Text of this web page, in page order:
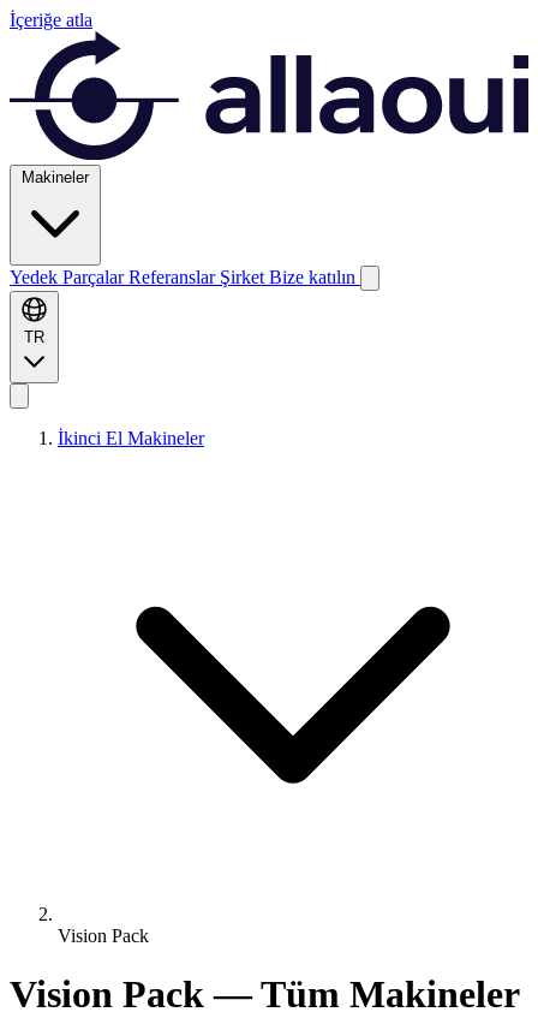
İçeriğe atla
Makineler
Yedek ParçalarReferanslar Şirket Bize katılın
TR
İkinci El Makineler
Vision Pack
Vision Pack — Tüm Makineler